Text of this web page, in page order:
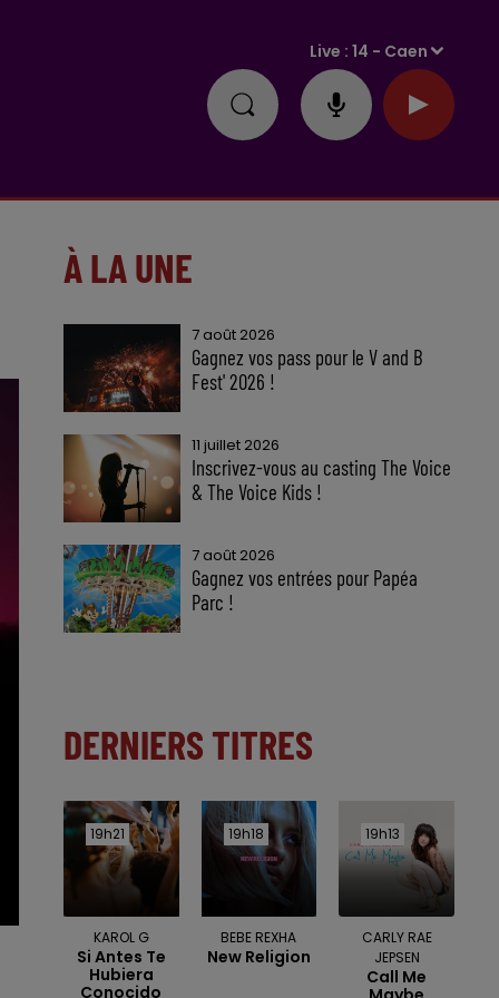
Live :14 - Caen
À LA UNE
7 août 2026
Gagnez vos pass pour le V and B
Fest' 2026 !
11 juillet 2026
Inscrivez-vous au casting The Voice
& The Voice Kids !
7 août 2026
Gagnez vos entrées pour Papéa
Parc !
DERNIERS TITRES
19h21
19h21
KAROL G
Si Antes Te
Hubiera
Conocido
19h18
19h18
BEBE REXHA
New Religion
19h13
19h13
CARLY RAE
JEPSEN
Call Me